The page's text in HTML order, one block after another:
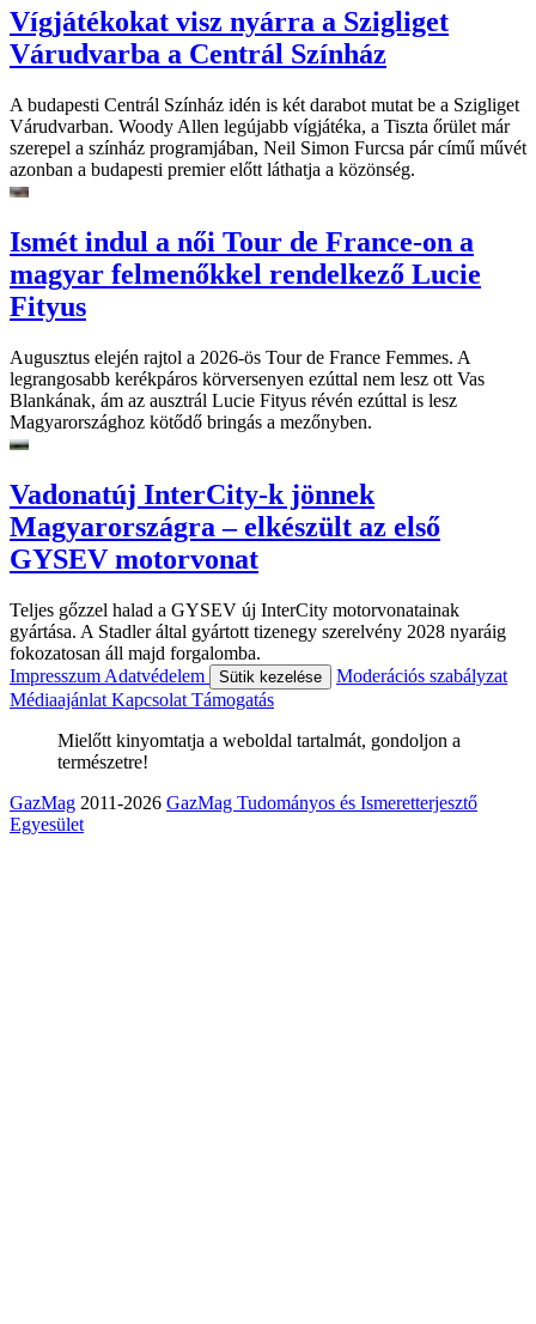
Vígjátékokat visz nyárra a Szigliget
Várudvarba a Centrál Színház
A budapesti Centrál Színház idén is két darabot mutat be a Szigliget
Várudvarban. Woody Allen legújabb vígjátéka, a Tiszta őrület már
szerepel a színház programjában, Neil Simon Furcsa pár című művét
azonban a budapesti premier előtt láthatja a közönség.
Ismét indul a női Tour de France-on a
magyar felmenőkkel rendelkező Lucie
Fityus
Augusztus elején rajtol a 2026-ös Tour de France Femmes. A
legrangosabb kerékpáros körversenyen ezúttal nem lesz ott Vas
Blankának, ám az ausztrál Lucie Fityus révén ezúttal is lesz
Magyarországhoz kötődő bringás a mezőnyben.
Vadonatúj InterCity-k jönnek
Magyarországra – elkészült az első
GYSEV motorvonat
Teljes gőzzel halad a GYSEV új InterCity motorvonatainak
gyártása. A Stadler által gyártott tizenegy szerelvény 2028 nyaráig
fokozatosan áll majd forgalomba.
Impresszum Adatvédelem Sütik kezelése
Moderációs szabályzat
Médiaajánlat Kapcsolat Támogatás
Mielőtt kinyomtatja a weboldal tartalmát, gondoljon a
természetre!
GazMag 2011-2026 GazMag Tudományos és Ismeretterjesztő
Egyesület